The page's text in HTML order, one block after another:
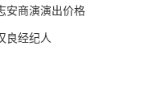
安商演演出价格
良经纪人